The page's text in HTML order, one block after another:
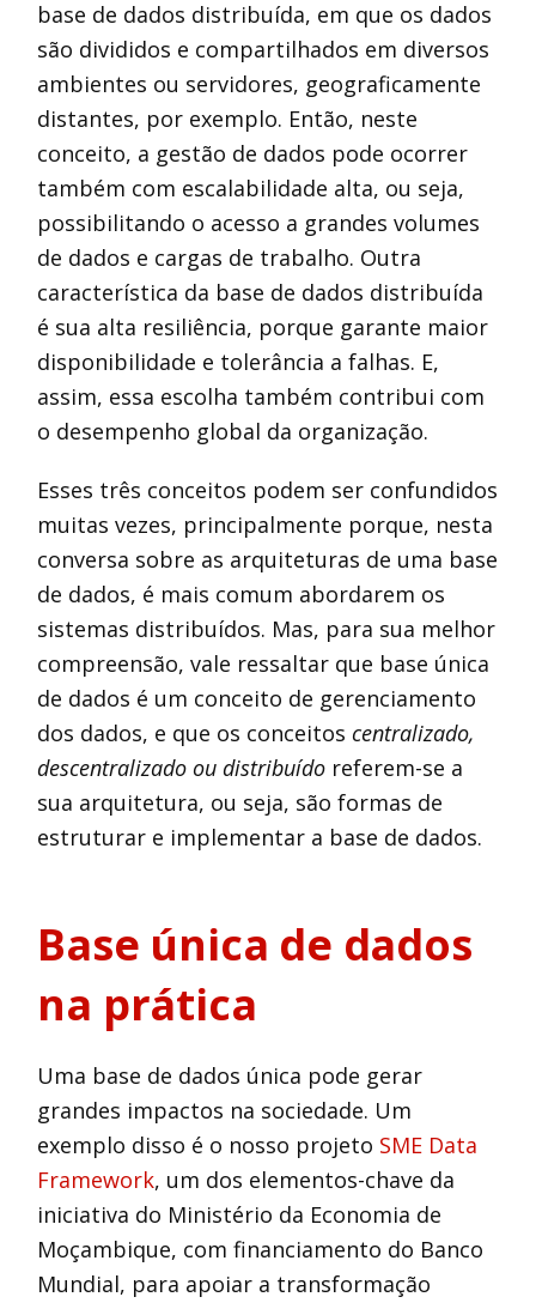
base de dados distribuída, em que os dados
são divididos e compartilhados em diversos
ambientes ou servidores, geograficamente
distantes, por exemplo. Então, neste
conceito, a gestão de dados pode ocorrer
também com escalabilidade alta, ou seja,
possibilitando o acesso a grandes volumes
de dados e cargas de trabalho. Outra
característica da base de dados distribuída
é sua alta resiliência, porque garante maior
disponibilidade e tolerância a falhas. E,
assim, essa escolha também contribui com
o desempenho global da organização.
Esses três conceitos podem ser confundidos
muitas vezes, principalmente porque, nesta
conversa sobre as arquiteturas de uma base
de dados, é mais comum abordarem os
sistemas distribuídos. Mas, para sua melhor
compreensão, vale ressaltar que base única
de dados é um conceito de gerenciamento
dos dados, e que os conceitoscentralizado,
descentralizado ou distribuído referem-se a
sua arquitetura, ou seja, são formas de
estruturar e implementar a base de dados.
Base única de dados
na prática
Uma base de dados única pode gerar
grandes impactos na sociedade. Um
exemplo disso é o nosso projeto SME Data
Framework, um dos elementos-chave da
iniciativa do Ministério da Economia de
Moçambique, com financiamento do Banco
Mundial, para apoiar a transformação